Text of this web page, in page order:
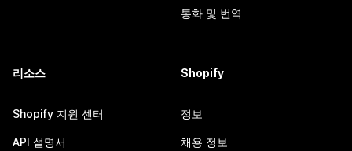
통화 및 번역
리소스
Shopify 지원 센터
API 설명서
Shopify
정보
채용 정보